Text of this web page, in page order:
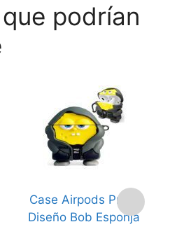
podrían
Case Airpods Pro 3
Diseño Bob Esponja